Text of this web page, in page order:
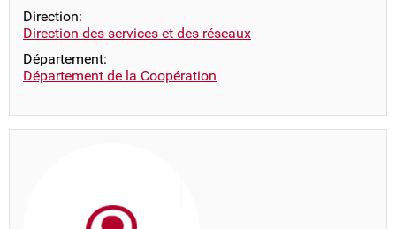
Direction:
Direction des services et des réseaux
Département:
Département de la Coopération